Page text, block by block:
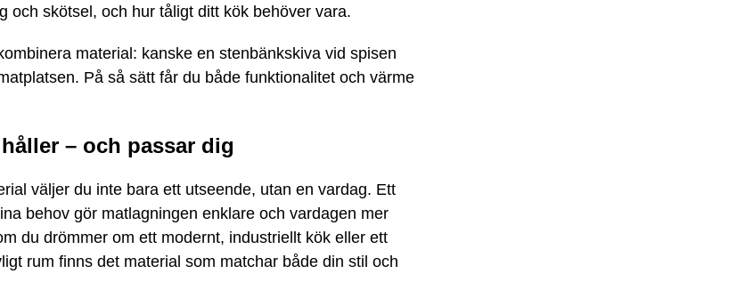
och skötsel, och hur tåligt ditt kök behöver vara.
material: kanske en stenbänkskiva vid spisen
På så sätt får du både funktionalitet och värme
– och passar dig
väljer du inte bara ett utseende, utan en vardag. Ett
behov gör matlagningen enklare och vardagen mer
du drömmer om ett modernt, industriellt kök eller ett
rum finns det material som matchar både din stil och